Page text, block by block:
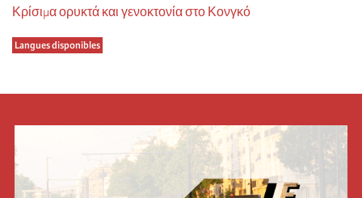
Κρίσιμα ορυκτά και γενοκτονία στο Κονγκό
Langues disponibles